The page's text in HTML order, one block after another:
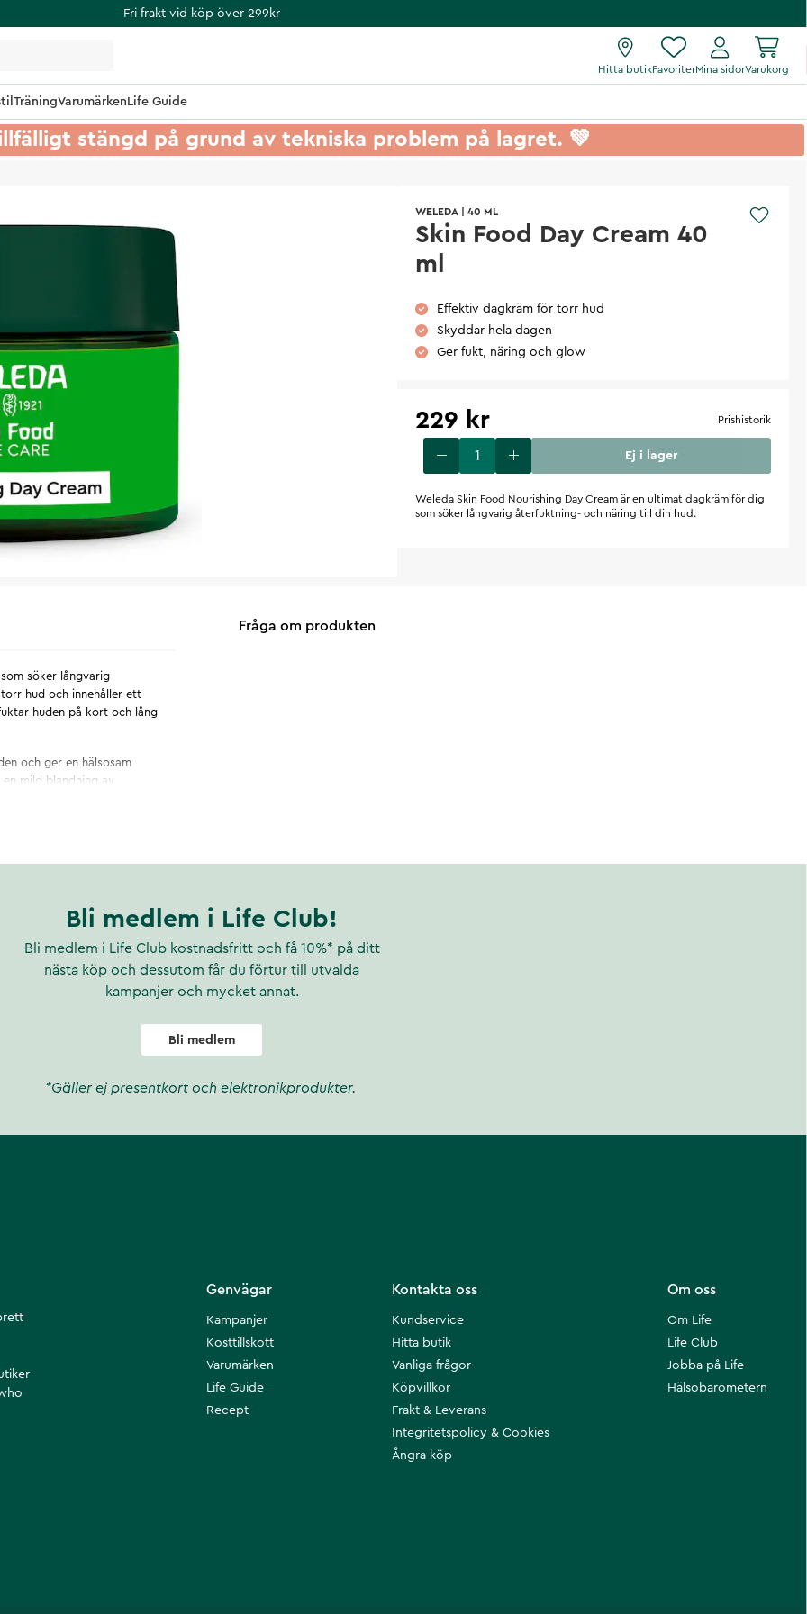
Fri frakt vid köp över 299kr
Hitta butikFavoriterMina sidorVarukorg
TräningVarumärkenLife Guide
stängd på grund av tekniska problem på lagret. 💚
WELEDA 40 ML
Skin Food Day Cream 40
ml
Effektiv dagkräm för torr hud
Skyddar hela dagen
Ger fukt, näring och glow
229 kr Prishistorik
Ej i lager
Weleda Skin Food Nourishing Day Cream är en ultimat dagkräm för dig
som söker långvarig återfuktning- och näring till din hud.
söker långvarig
hud och innehåller ett
huden på kort och lång
och ger en hälsosam
mild blandning av
en favorit dagkräm för
Fråga om produkten
Bli medlem i Life Club!
Bli medlem i Life Club kostnadsfritt och få 10%* på ditt
nästa köp och dessutom får du förtur till utvalda
kampanjer och mycket annat.
Bli medlem
*Gäller ej presentkort och elektronikprodukter.
Om oss
Om Life
Life Club
Jobba på Life
Hälsobarometern
Kontakta oss
Kundservice
Hitta butik
Vanliga frågor
Köpvillkor
Frakt & Leverans
Integritetspolicy & Cookies
Ångra köp
Genvägar
Kampanjer
Kosttillskott
Varumärken
Life Guide
Recept